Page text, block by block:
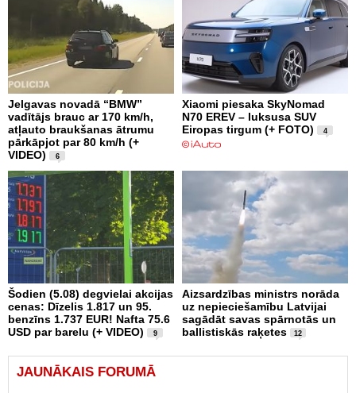
Jelgavas novadā “BMW”
vadītājs brauc ar 170 km/h,
atļauto braukšanas ātrumu
pārkāpjot par 80 km/h (+
VIDEO)
6
Xiaomi piesaka SkyNomad
N70 EREV – luksusa SUV
Eiropas tirgum (+ FOTO)
4
Šodien (5.08) degvielai akcijas
cenas: Dīzelis 1.817 un 95.
benzīns 1.737 EUR! Nafta 75.6
USD par barelu (+ VIDEO)
9
Aizsardzības ministrs norāda
uz nepieciešamību Latvijai
sagādāt savas spārnotās un
ballistiskās raķetes
12
JAUNĀKAIS FORUMĀ